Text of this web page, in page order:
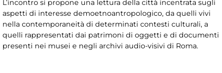
L’incontro si propone una lettura della città incentrata sugli
aspetti di interesse demoetnoantropologico, da quelli vivi
nella contemporaneità di determinati contesti culturali, a
quelli rappresentati dai patrimoni di oggetti e di documenti
presenti nei musei e negli archivi audio-visivi di Roma.